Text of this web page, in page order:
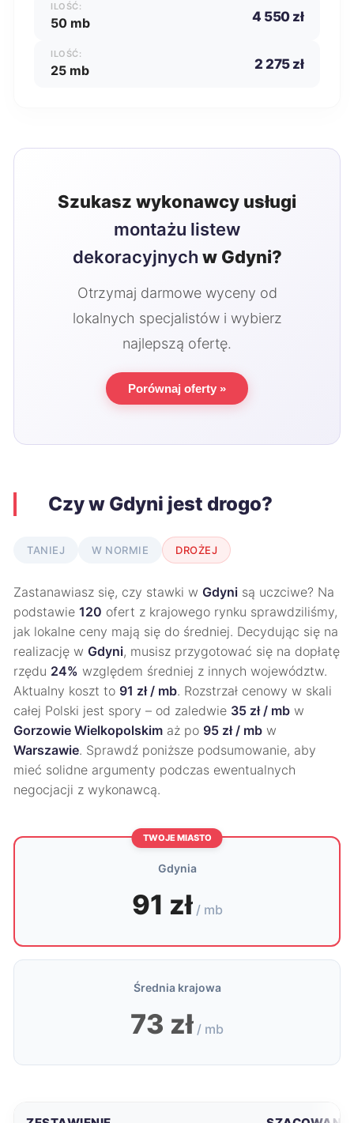
ILOŚĆ:
50 mb 4 550 zł
ILOŚĆ:
25 mb 2 275 zł
Szukasz wykonawcy usługi
montażu listew
dekoracyjnych w Gdyni?
Otrzymaj darmowe wyceny od
lokalnych specjalistów i wybierz
najlepszą ofertę.
Porównaj oferty »
Czy w Gdyni jest drogo?
TANIEJ W NORMIE DROŻEJ
Zastanawiasz się, czy stawki w Gdyni są uczciwe? Na
podstawie 120 ofert z krajowego rynku sprawdziliśmy,
jak lokalne ceny mają się do średniej. Decydując się na
realizację w Gdyni, musisz przygotować się na dopłatę
rzędu 24% względem średniej z innych województw.
Aktualny koszt to 91 zł / mb. Rozstrzał cenowy w skali
całej Polski jest spory – od zaledwie 35 zł / mb w
Gorzowie Wielkopolskim aż po 95 zł / mb w
Warszawie. Sprawdź poniższe podsumowanie, aby
mieć solidne argumenty podczas ewentualnych
negocjacji z wykonawcą.
TWOJE MIASTO
Gdynia
91 zł / mb
Średnia krajowa
73 zł / mb